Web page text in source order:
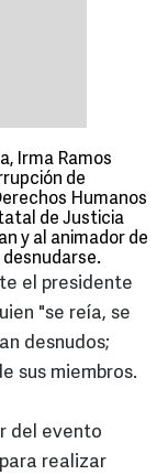
Irma Ramos
de
Humanos
de Justicia
y al animador de
desnudarse.
el presidente
"se reía, se
desnudos;
sus miembros.
del evento
realizar